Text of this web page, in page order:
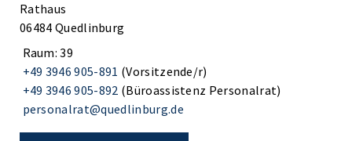
Rathaus
06484 Quedlinburg
Raum: 39
+49 3946 905-891 (Vorsitzende/r)
+49 3946 905-892 (Büroassistenz Personalrat)
personalrat@quedlinburg.de